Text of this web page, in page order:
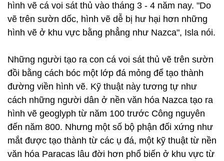
hình vẽ cá voi sát thủ vào tháng 3 - 4 năm nay. "Do
vẽ trên sườn dốc, hình vẽ dễ bị hư hại hơn những
hình vẽ ở khu vực bằng phẳng như Nazca", Isla nói.
Những người tạo ra con cá voi sát thủ vẽ trên sườn
đồi bằng cách bóc một lớp đá mỏng để tạo thành
đường viền hình vẽ. Kỹ thuật này tương tự như
cách những người dân ở nền văn hóa Nazca tạo ra
hình vẽ geoglyph từ năm 100 trước Công nguyên
đến năm 800. Nhưng một số bộ phận đối xứng như
mắt được tạo thành từ các ụ đá, một kỹ thuật từ nền
văn hóa Paracas lâu đời hơn phổ biến ở khu vực từ